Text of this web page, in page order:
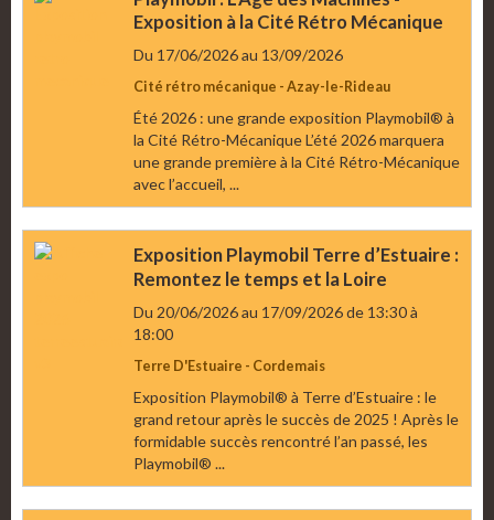
Exposition à la Cité Rétro Mécanique
Du 17/06/2026au 13/09/2026
Cité rétro mécanique - Azay-le-Rideau
Été 2026 : une grande exposition Playmobil® à
la Cité Rétro-Mécanique L’été 2026 marquera
une grande première à la Cité Rétro-Mécanique
avec l’accueil, ...
Exposition Playmobil Terre d’Estuaire :
Remontez le temps et la Loire
Du 20/06/2026au 17/09/2026de 13:30à
18:00
Terre D'Estuaire - Cordemais
Exposition Playmobil® à Terre d’Estuaire : le
grand retour après le succès de 2025 ! Après le
formidable succès rencontré l’an passé, les
Playmobil® ...